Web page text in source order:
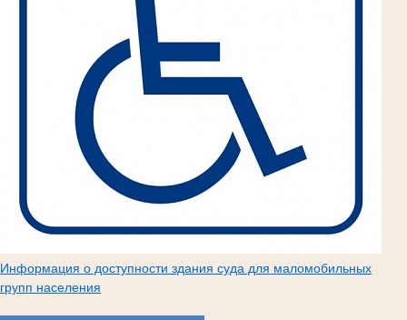
Информация о доступности здания суда для маломобильных
групп населения